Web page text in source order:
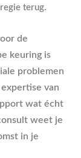
terug.
de
keuring is
problemen
van
wat écht
weet je
in je